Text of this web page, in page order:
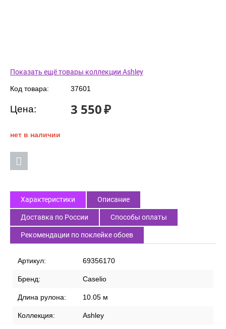
Показать ещё товары коллекции Ashley
Код товара: 37601
Цена: 3 550₽
нет в наличии
Характеристики Описание
Доставка по России Способы оплаты
Рекомендации по поклейке обоев
Артикул: 69356170
Бренд: Caselio
Длина рулона: 10.05 м
Коллекция: Ashley